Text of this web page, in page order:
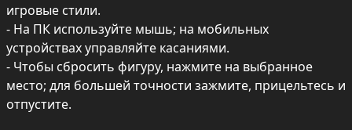
игровые стили.
- На ПК используйте мышь; на мобильных
устройствах управляйте касаниями.
- Чтобы сбросить фигуру, нажмите на выбранное
место; для большей точности зажмите, прицельтесь и
отпустите.